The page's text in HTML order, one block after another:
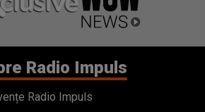
Radio Impuls
Radio Impuls